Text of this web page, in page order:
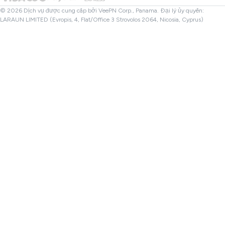
VPN Thổ Nhĩ Kỳ
© 2026 Dịch vụ được cung cấp bởi VeePN Corp., Panama. Đại lý ủy quyền:
LARAUN LIMITED (Evropis, 4, Flat/Office 3 Strovolos 2064, Nicosia, Cyprus)